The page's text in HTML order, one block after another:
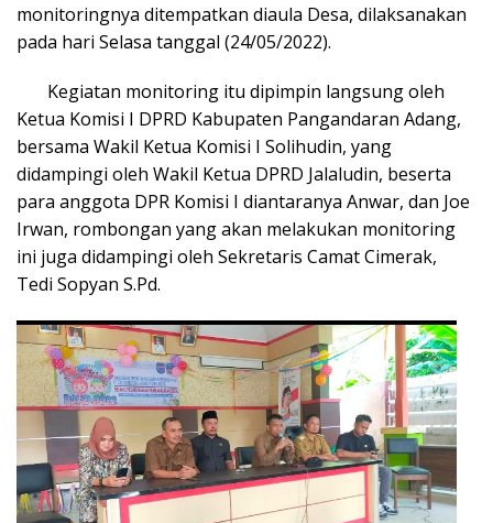
monitoringnya ditempatkan diaula Desa, dilaksanakan
pada hari Selasa tanggal (24/05/2022).
Kegiatan monitoring itu dipimpin langsung oleh
Ketua Komisi I DPRD Kabupaten Pangandaran Adang,
bersama Wakil Ketua Komisi I Solihudin, yang
didampingi oleh Wakil Ketua DPRD Jalaludin, beserta
para anggota DPR Komisi I diantaranya Anwar, dan Joe
Irwan, rombongan yang akan melakukan monitoring
ini juga didampingi oleh Sekretaris Camat Cimerak,
Tedi Sopyan S.Pd.